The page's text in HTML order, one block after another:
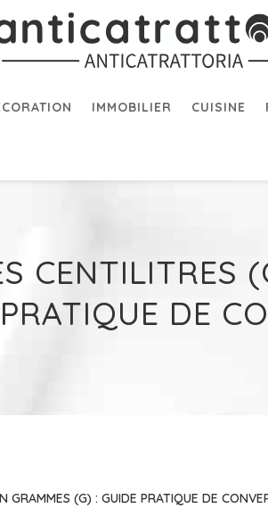
IMMOBILIER CUISINE
CENTILITRES
DE
GRAMMES (G) : GUIDE PRATIQUE DE